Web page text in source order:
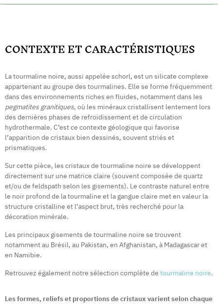
CONTEXTE ET CARACTÉRISTIQUES
La tourmaline noire, aussi appelée schorl, est un silicate complexe
appartenant au groupe des tourmalines. Elle se forme fréquemment
dans des environnements riches en fluides, notamment dans les
pegmatites granitiques, où les minéraux cristallisent lentement lors
des dernières phases de refroidissement et de circulation
hydrothermale. C’est ce contexte géologique qui favorise
l’apparition de cristaux bien dessinés, souvent striés et
prismatiques.
Sur cette pièce, les cristaux de tourmaline noire se développent
directement sur une matrice claire (souvent composée de quartz
et/ou de feldspath selon les gisements). Le contraste naturel entre
le noir profond de la tourmaline et la gangue claire met en valeur la
structure cristalline et l’aspect brut, très recherché pour la
décoration minérale.
Les principaux gisements de tourmaline noire se trouvent
notamment au Brésil, au Pakistan, en Afghanistan, à Madagascar et
en Namibie.
Retrouvez également notre sélection complète de tourmaline noire.
Les formes, reliefs et proportions de cristaux varient selon chaque